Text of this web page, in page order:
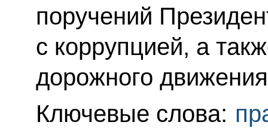
поручений
с коррупцией, а
дорожного
Ключевые слова: